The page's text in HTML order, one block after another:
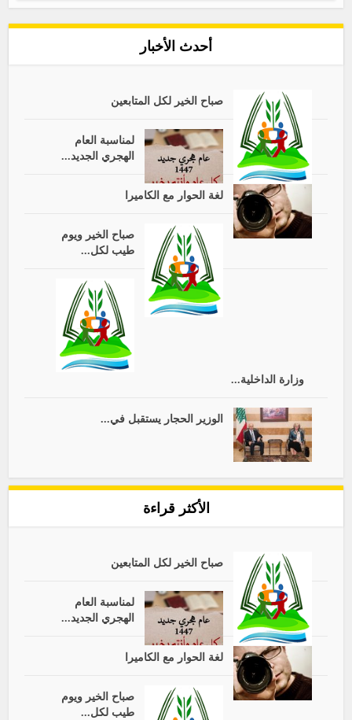
أحدث الأخبار
صباح الخير لكل المتابعين
لمناسبة العام
الهجري الجديد...
لغة الحوار مع الكاميرا
صباح الخير ويوم
طيب لكل...
وزارة الداخلية...
الوزير الحجار يستقبل في...
الأكثر قراءة
صباح الخير لكل المتابعين
لمناسبة العام
الهجري الجديد...
لغة الحوار مع الكاميرا
صباح الخير ويوم
طيب لكل...